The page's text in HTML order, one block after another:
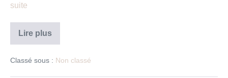
suite
Lire plusRencontres
Classé sous : Non classé